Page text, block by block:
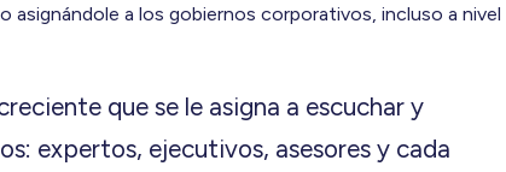
asignándole a los gobiernos corporativos, incluso a nivel
que se le asigna a escuchar y
expertos, ejecutivos, asesores y cada